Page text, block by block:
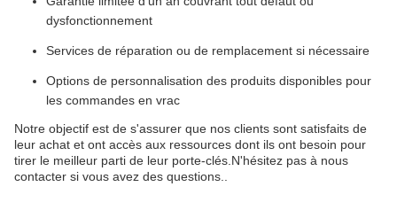
dysfonctionnement
Services de réparation ou de remplacement si nécessaire
Options de personnalisation des produits disponibles pour
les commandes en vrac
Notre objectif est de s'assurer que nos clients sont satisfaits de
leur achat et ont accès aux ressources dont ils ont besoin pour
tirer le meilleur parti de leur porte-clés.N'hésitez pas à nous
contacter si vous avez des questions..